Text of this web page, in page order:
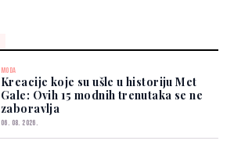
MODA
Kreacije koje su ušle u historiju Met
Gale: Ovih 15 modnih trenutaka se ne
zaboravlja
06. 08. 2026.